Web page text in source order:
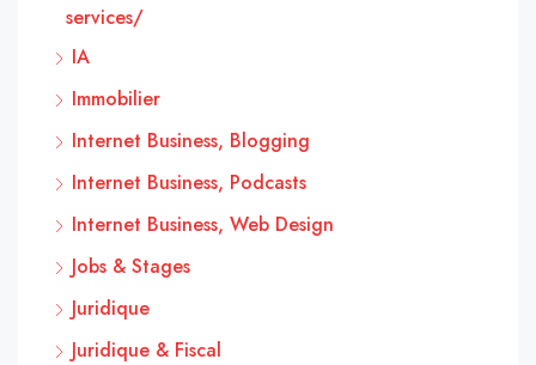
services/
IA
Immobilier
Internet Business, Blogging
Internet Business, Podcasts
Internet Business, Web Design
Jobs & Stages
Juridique
Juridique & Fiscal